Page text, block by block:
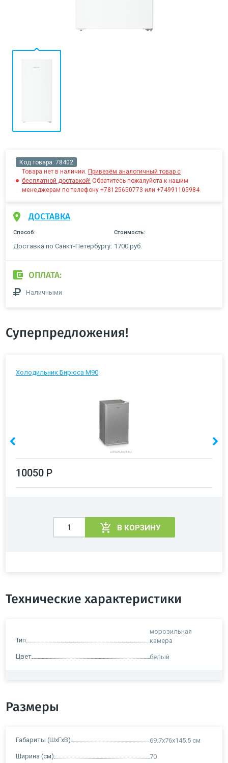
Код товара: 78402
Товара нет в наличии. Привезём аналогичный товар с
бесплатной доставкой! Обратитесь пожалуйста к нашим
менеджерам по телефону +78125650773 или +74991105984.
ДОСТАВКА
Способ: Стоимость:
Доставка по Санкт-Петербургу: 1700 руб.
ОПЛАТА:
Наличными
Суперпредложения!
Холодильник Бирюса М90
10050 Р
В КОРЗИНУ
Технические характеристики
Тип
морозильная
камера
Цвет белый
Размеры
Габариты (ШхГхВ) 69.7x76x145.5 см
Ширина (см) 70